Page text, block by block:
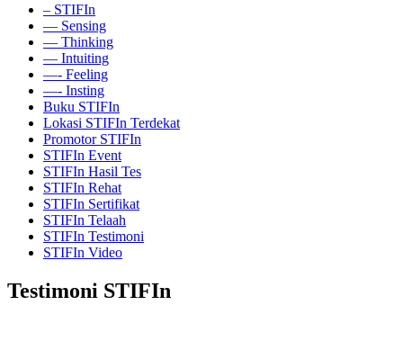
– STIFIn
— Sensing
— Thinking
— Intuiting
—- Feeling
—- Insting
Buku STIFIn
Lokasi STIFIn Terdekat
Promotor STIFIn
STIFIn Event
STIFIn Hasil Tes
STIFIn Rehat
STIFIn Sertifikat
STIFIn Telaah
STIFIn Testimoni
STIFIn Video
Testimoni STIFIn